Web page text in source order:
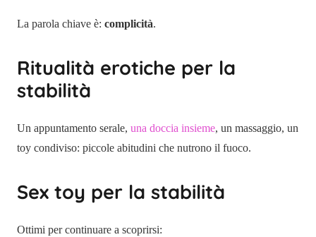
La parola chiave è: complicità.
Ritualità erotiche per la
stabilità
Un appuntamento serale, una doccia insieme, un massaggio, un
toy condiviso: piccole abitudini che nutrono il fuoco.
Sex toy per la stabilità
Ottimi per continuare a scoprirsi: